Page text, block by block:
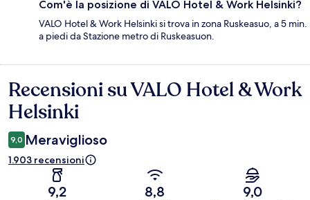
Com'è la posizione di VALO Hotel & Work Helsinki?
VALO Hotel & Work Helsinki si trova in zona Ruskeasuo, a 5 min.
a piedi da Stazione metro di Ruskeasuon.
Recensioni
Recensioni su VALO Hotel & Work
Helsinki
9,0 Meraviglioso
1.903 recensioni
9,2 8,8 9,0